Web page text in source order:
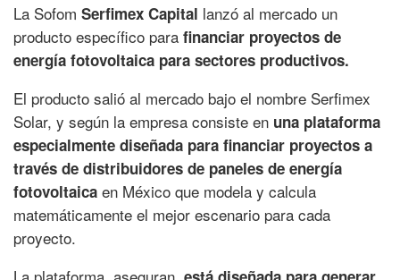
La Sofom Serfimex Capital lanzó al mercado un
producto específico para financiar proyectos de
energía fotovoltaica para sectores productivos.
El producto salió al mercado bajo el nombre Serfimex
Solar, y según la empresa consiste en una plataforma
especialmente diseñada para financiar proyectos a
través de distribuidores de paneles de energía
fotovoltaica en México que modela y calcula
matemáticamente el mejor escenario para cada
proyecto.